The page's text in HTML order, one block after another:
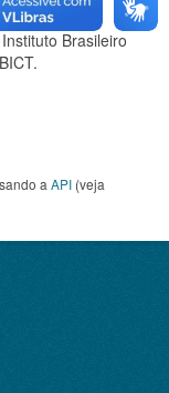
Brasileiro
a API (veja